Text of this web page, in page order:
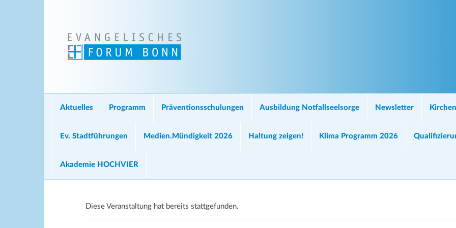
Aktuelles Programm Präventionsschulungen Ausbildung Notfallseelsorge Newsletter
Ev. Stadtführungen Medien.Mündigkeit 2026 Haltung zeigen! Klima Programm 2026
Akademie HOCHVIER
Diese Veranstaltung hat bereits stattgefunden.